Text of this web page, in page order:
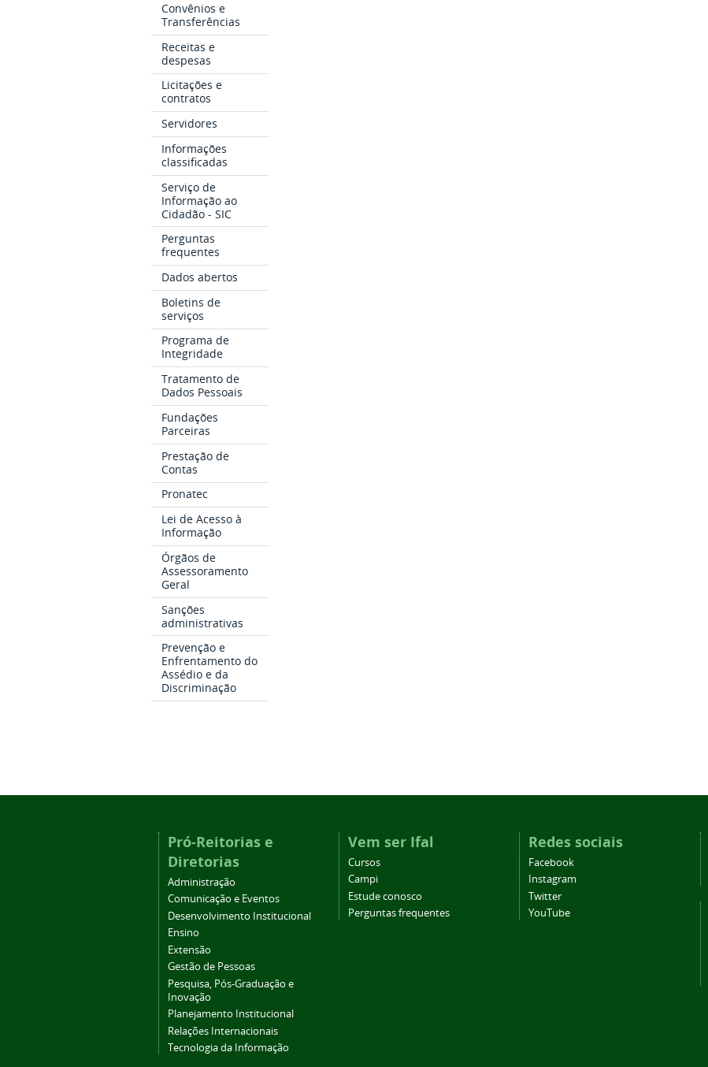
Convênios e
Transferências
Receitas e
despesas
Licitações e
contratos
Servidores
Informações
classificadas
Serviço de
Informação ao
Cidadão - SIC
Perguntas
frequentes
Dados abertos
Boletins de
serviços
Programa de
Integridade
Tratamento de
Dados Pessoais
Fundações
Parceiras
Prestação de
Contas
Pronatec
Lei de Acesso à
Informação
Órgãos de
Assessoramento
Geral
Sanções
administrativas
Prevenção e
Enfrentamento do
Assédio e da
Discriminação
Pró-Reitorias e
Diretorias
Administração
Comunicação e Eventos
Desenvolvimento Institucional
Ensino
Extensão
Gestão de Pessoas
Pesquisa, Pós-Graduação e
Inovação
Planejamento Institucional
Relações Internacionais
Tecnologia da Informação
Vem ser Ifal
Cursos
Campi
Estude conosco
Perguntas frequentes
Redes sociais
Facebook
Instagram
Twitter
YouTube